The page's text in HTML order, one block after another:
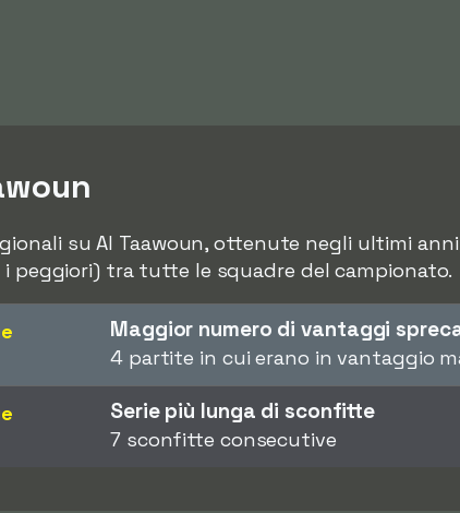
su Al Taawoun, ottenute negli ultimi
peggiori) tra tutte le squadre del campionato.
Maggior numero di vantaggi
4 partite in cui erano in vantaggio
Serie più lunga di sconfitte
7 sconfitte consecutive